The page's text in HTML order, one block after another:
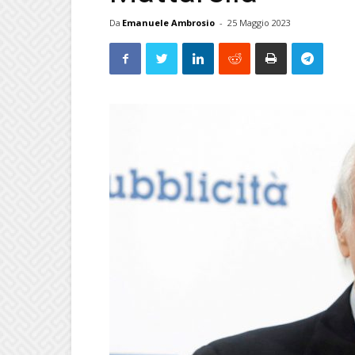
Da Emanuele Ambrosio - 25 Maggio 2023